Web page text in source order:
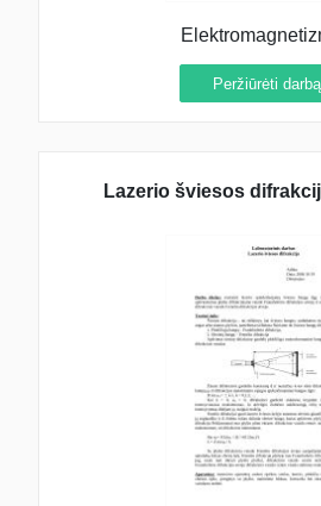
Peržiūrėti darbą
Lazerio šviesos